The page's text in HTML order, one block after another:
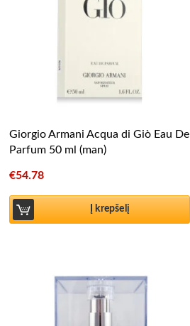
Giorgio Armani Acqua di Giò Eau De
Parfum 50 ml (man)
€54.78
Į krepšelį